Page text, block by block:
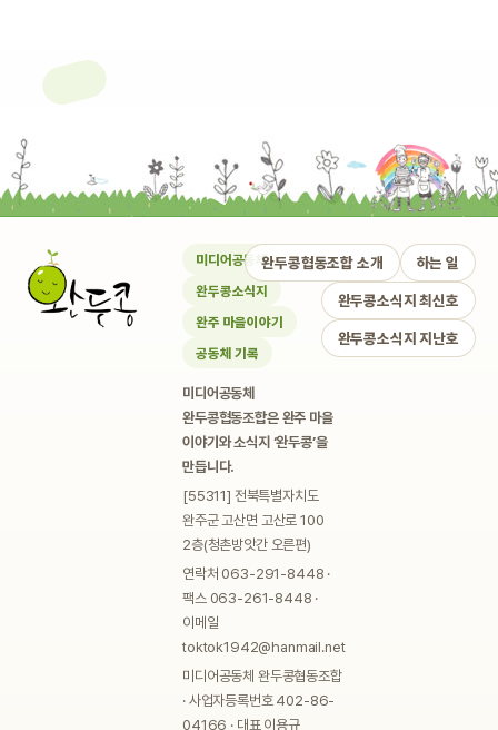
미디어공동체
완두콩소식지
완주 마을이야기
공동체 기록
미디어공동체
완두콩협동조합은 완주 마을
이야기와 소식지 ‘완두콩’을
만듭니다.
[55311] 전북특별자치도
완주군 고산면 고산로 100
2층(청촌방앗간 오른편)
연락처 063-291-8448 ·
팩스 063-261-8448 ·
이메일
toktok1942@hanmail.net
미디어공동체 완두콩협동조합
· 사업자등록번호 402-86-
04166 · 대표 이용규
완두콩협동조합 소개 하는 일
완두콩소식지 최신호
완두콩소식지 지난호